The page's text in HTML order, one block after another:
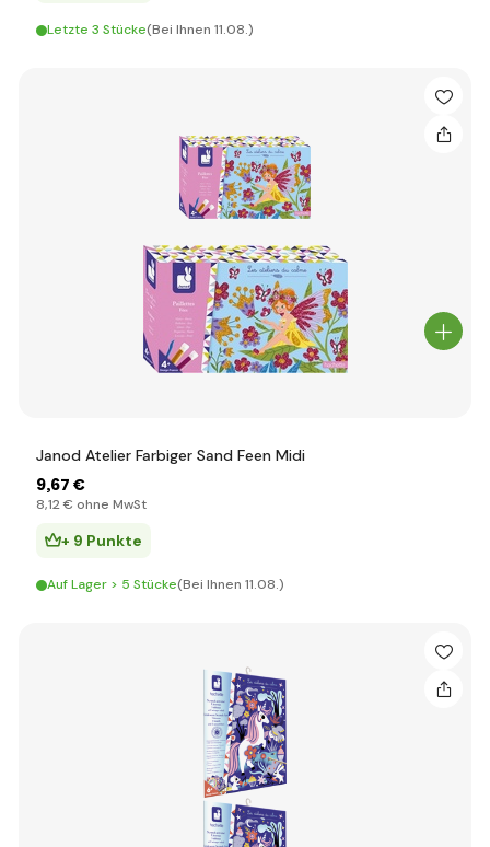
Letzte 3 Stücke(Bei Ihnen 11.08.)
Janod Atelier Farbiger Sand Feen Midi
9,67 €
8,12 € ohne MwSt
+ 9 Punkte
Auf Lager > 5 Stücke(Bei Ihnen 11.08.)